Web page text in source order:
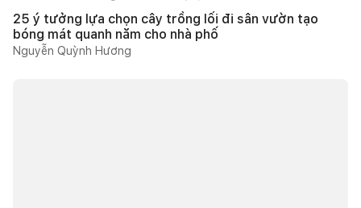
25 ý tưởng lựa chọn cây trồng lối đi sân vườn tạo
bóng mát quanh năm cho nhà phố
Nguyễn Quỳnh Hương